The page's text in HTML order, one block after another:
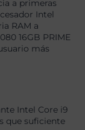
a primeras
Intel
RAM a
16GB PRIME
más
Intel Core i9
que suficiente